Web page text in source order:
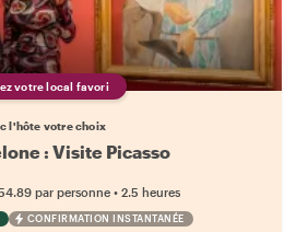
votre local favori
l'hôte votre choix
: Visite Picasso
par personne • 2.5 heures
CONFIRMATION INSTANTANÉE